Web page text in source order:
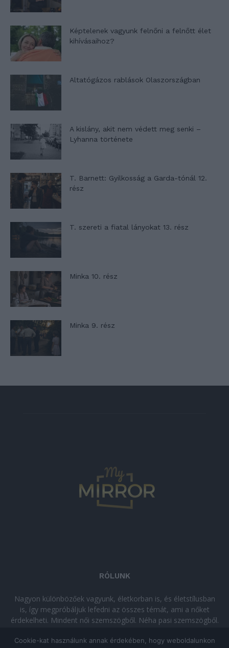
Képtelenek vagyunk felnőni a felnőtt élet
kihívásaihoz?
Altatógázos rablások Olaszországban
A kislány, akit nem védett meg senki –
Lyhanna története
T. Barnett: Gyilkosság a Garda-tónál 12.
rész
T. szereti a fiatal lányokat 13. rész
Minka 10. rész
Minka 9. rész
RÓLUNK
Nagyon különbözőek vagyunk, életkorban is, és életstílusban
is, így megpróbáljuk lefedni az összes témát, ami a nőket
érdekelheti. Mindent női szemszögből. Néha pasi szemszögből.
kikapcsolódásra vágysz!
Cookie-kat használunk annak érdekében, hogy weboldalunkon